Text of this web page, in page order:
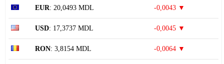
EUR: 20,0493 MDL -0,0043 ▼
USD: 17,3737 MDL -0,0045 ▼
RON: 3,8154 MDL -0,0064 ▼